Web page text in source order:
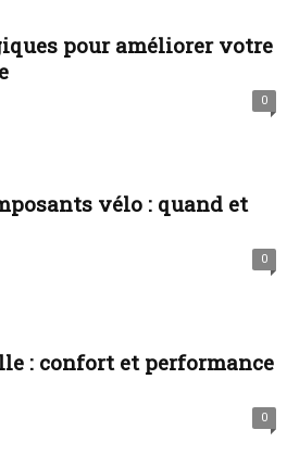
pour améliorer votre
0
vélo : quand et
0
: confort et performance
0